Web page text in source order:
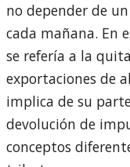
no depender de
cada mañana. En
se refería a la
exportaciones de
implica de su
devolución de
conceptos